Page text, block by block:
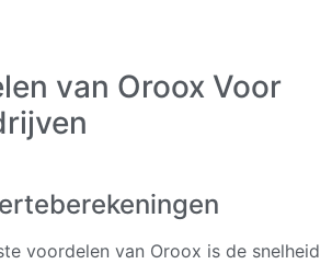
van Oroox Voor
voordelen van Oroox is de snelheid